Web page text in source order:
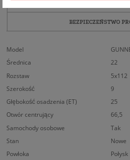
BEZPIECZEŃSTWO
Model
Średnica
22
Rozstaw
5x112
Szerokość
9
Głębokość osadzenia (ET)
25
Otwór centrujący
66,5
Samochody osobowe
Tak
Stan
Nowe
Powłoka
Połysk